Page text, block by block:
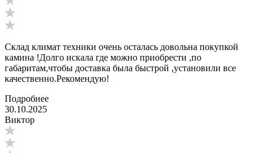
Склад климат техники очень осталась довольна покупкой
камина !Долго искала где можно приобрести ,по
габаритам,чтобы доставка была быстрой ,установили все
качественно.Рекомендую!
Подробнее
30.10.2025
Виктор